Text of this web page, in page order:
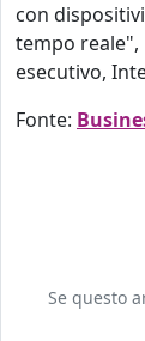
con
tempo reale",
esecutivo,
Fonte:
Se questo